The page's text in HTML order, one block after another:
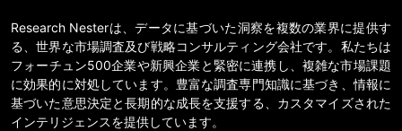
Research Nesterは、データに基づいた洞察を複数の業界に提供す
る、世界な市場調査及び戦略コンサルティング会社です。私たちは
フォーチュン500企業や新興企業と緊密に連携し、複雑な市場課題
に効果的に対処しています。豊富な調査専門知識に基づき、情報に
基づいた意思決定と長期的な成長を支援する、カスタマイズされた
インテリジェンスを提供しています。